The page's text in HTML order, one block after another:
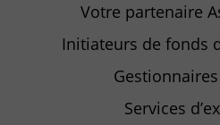
Votre partenaire
Initiateurs de fonds
Services